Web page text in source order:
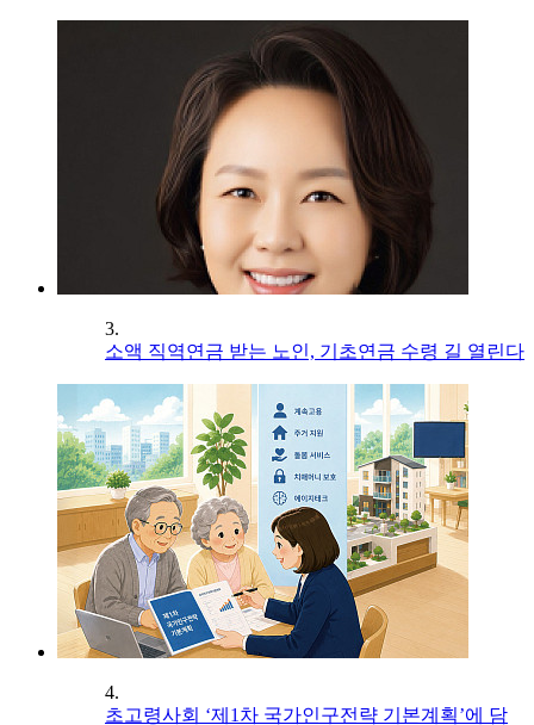
3.
소액 직역연금 받는 노인, 기초연금 수령 길 열린다
4.
초고령사회 ‘제1차 국가인구전략 기본계획’에 담